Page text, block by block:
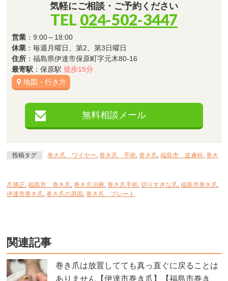
気軽にご相談・ご予約ください
TEL 024-502-3447
営業 ：9:00～18:00
休業 ：毎週月曜日、第2、第3日曜日
住所 ：福島県伊達市保原町字元木80-16
最寄駅 ：保原駅徒歩15分
地図・行き方
無料相談メール
投稿タグ 巻き爪 ワイヤー,巻き爪 手術,巻き爪,福島市 皮膚科,巻き
爪矯正,福島市 巻き爪,巻き爪治療,巻き爪手術,切りすぎな爪,福島市巻き爪,
伊達市巻き爪,巻き爪の原因 ,巻き爪 プレート
関連記事
巻き爪は放置してても真っ直ぐに戻ることは
ありません【伊達市巻き爪】【福島市巻き